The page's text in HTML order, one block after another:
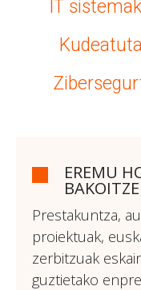
IT
EREMU
Prestakuntza,
proiektuak,
zerbitzuak
guztietako